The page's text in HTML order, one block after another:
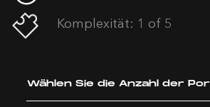
Komplexität: 1 of 5
Wählen Sie die Anzahl der